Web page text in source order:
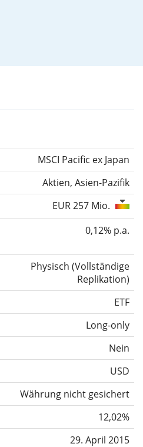
MSCI Pacific ex Japan
Aktien, Asien-Pazifik
EUR 257 Mio.
0,12% p.a.
Physisch (Vollständige
Replikation)
ETF
Long-only
Nein
USD
Währung nicht gesichert
12,02%
29. April 2015